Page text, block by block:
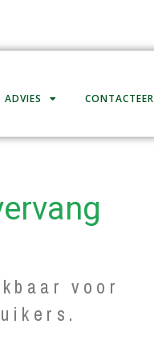
ADVIES CONTACTEER
voor